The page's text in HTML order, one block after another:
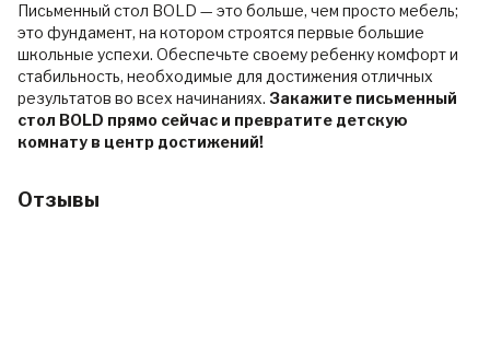
Письменный стол BOLD — это больше, чем просто мебель;
это фундамент, на котором строятся первые большие
школьные успехи. Обеспечьте своему ребенку комфорт и
стабильность, необходимые для достижения отличных
результатов во всех начинаниях. Закажите письменный
стол BOLD прямо сейчас и превратите детскую
комнату в центр достижений!
Отзывы